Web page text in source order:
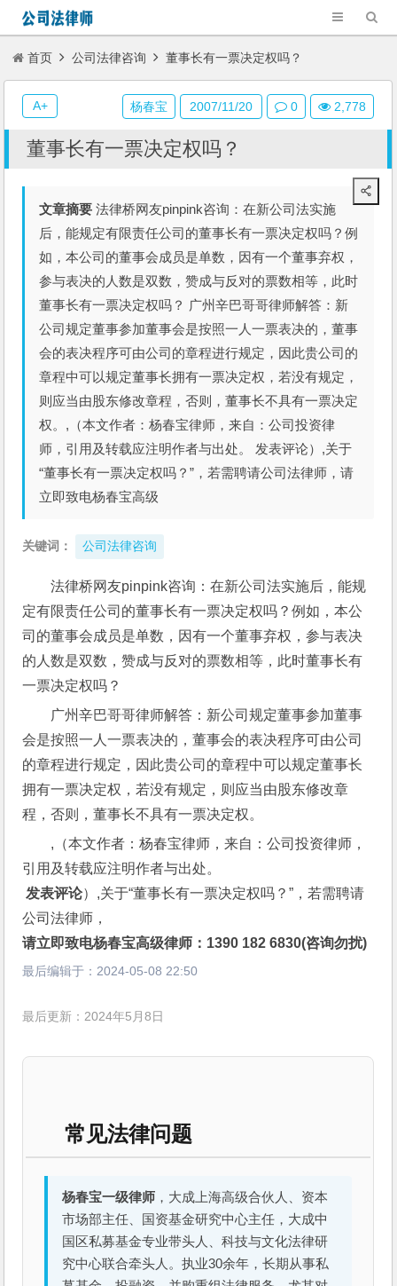
首页 公司法律咨询 董事长有一票决定权吗？
董事长有一票决定权吗？
文章摘要 法律桥网友pinpink咨询：在新公司法实施
后，能规定有限责任公司的董事长有一票决定权吗？例
如，本公司的董事会成员是单数，因有一个董事弃权，
参与表决的人数是双数，赞成与反对的票数相等，此时
董事长有一票决定权吗？ 广州辛巴哥哥律师解答：新
公司规定董事参加董事会是按照一人一票表决的，董事
会的表决程序可由公司的章程进行规定，因此贵公司的
章程中可以规定董事长拥有一票决定权，若没有规定，
则应当由股东修改章程，否则，董事长不具有一票决定
权。,（本文作者：杨春宝律师，来自：公司投资律
师，引用及转载应注明作者与出处。 发表评论）,关于
“董事长有一票决定权吗？”，若需聘请公司法律师，请
立即致电杨春宝高级
关键词： 公司法律咨询
法律桥网友pinpink咨询：在新公司法实施后，能规
定有限责任公司的董事长有一票决定权吗？例如，本公
司的董事会成员是单数，因有一个董事弃权，参与表决
的人数是双数，赞成与反对的票数相等，此时董事长有
一票决定权吗？
广州辛巴哥哥律师解答：新公司规定董事参加董事
会是按照一人一票表决的，董事会的表决程序可由公司
的章程进行规定，因此贵公司的章程中可以规定董事长
拥有一票决定权，若没有规定，则应当由股东修改章
程，否则，董事长不具有一票决定权。
,（本文作者：杨春宝律师，来自：公司投资律师，
引用及转载应注明作者与出处。
发表评论）,关于“董事长有一票决定权吗？”，若需聘请
公司法律师，
请立即致电杨春宝高级律师：1390 182 6830(咨询勿扰)
最后编辑于： 2024-05-08 22:50
最后更新：2024年5月8日
常见法律问题
杨春宝一级律师 ，大成上海高级合伙人、资本
市场部主任、国资基金研究中心主任，大成中
国区私募基金专业带头人、科技与文化法律研
究中心联合牵头人。执业30余年，长期从事私
杨春宝 2007/11/20 0 2,778
A+